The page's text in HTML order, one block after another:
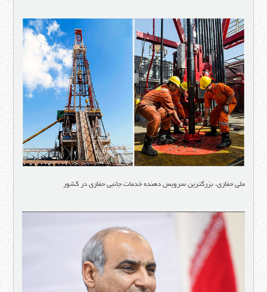
ملی حفاری، بزرگترین سرویس دهنده خدمات جانبی حفاری در کشور